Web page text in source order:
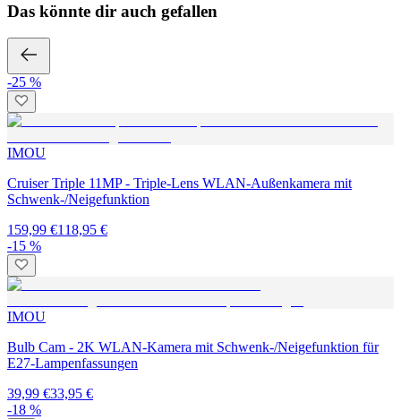
Das könnte dir auch gefallen
-25 %
IMOU
Cruiser Triple 11MP - Triple-Lens WLAN-Außenkamera mit
Schwenk-/Neigefunktion
159,99 €118,95 €
-15 %
IMOU
Bulb Cam - 2K WLAN-Kamera mit Schwenk-/Neigefunktion für
E27-Lampenfassungen
39,99 €33,95 €
-18 %